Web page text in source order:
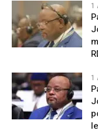
1
1